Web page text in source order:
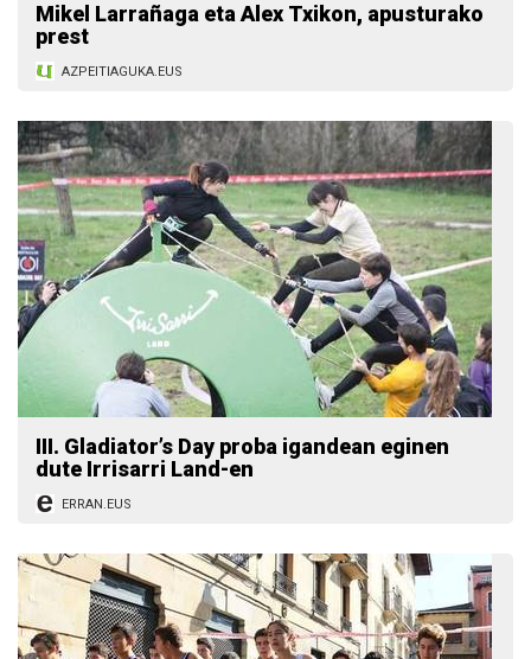
Mikel Larrañaga eta Alex Txikon, apusturako
prest
AZPEITIAGUKA.EUS
III. Gladiator’s Day proba igandean eginen
dute Irrisarri Land-en
ERRAN.EUS